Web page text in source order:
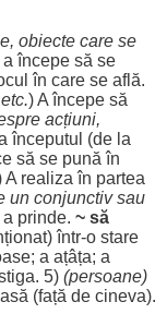
, obiectecare se
aîncepesă se
în care se află.
) Aîncepesă
acțiuni,
începutul (de la
să se pună în
A realiza în partea
un conjunctivsau
a prinde. ~ să
) într-o stare
; a ațâța; a
. 5) (persoane)
(față de cineva).